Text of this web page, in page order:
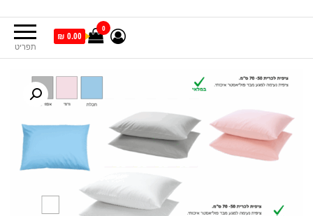
תפריט
0
0.00 ₪